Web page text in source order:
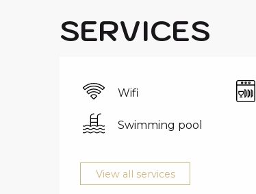
SERVICES
Wifi
Swimming pool
View all services